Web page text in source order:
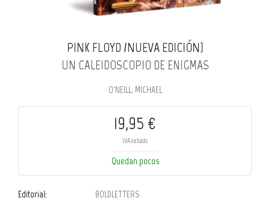
PINK FLOYD /NUEVA EDICIÓN)
UN CALEIDOSCOPIO DE ENIGMAS
O'NEILL, MICHAEL
19,95 €
IVA incluido
Quedan pocos
Editorial:
BOLDLETTERS